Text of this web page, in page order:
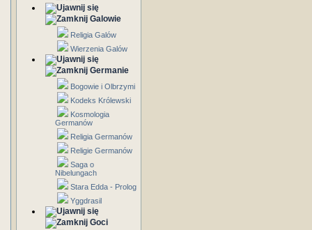
Galowie
Religia Galów
Wierzenia Galów
Germanie
Bogowie i Olbrzymi
Kodeks Królewski
Kosmologia
Germanów
Religia Germanów
Religie Germanów
Saga o
Nibelungach
Stara Edda - Prolog
Yggdrasil
Goci